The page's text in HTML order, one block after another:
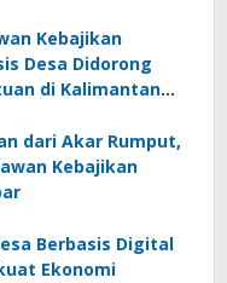
Kebajikan
Desa Didorong
di Kalimantan
dari Akar Rumput,
Kebajikan
Berbasis Digital
Ekonomi